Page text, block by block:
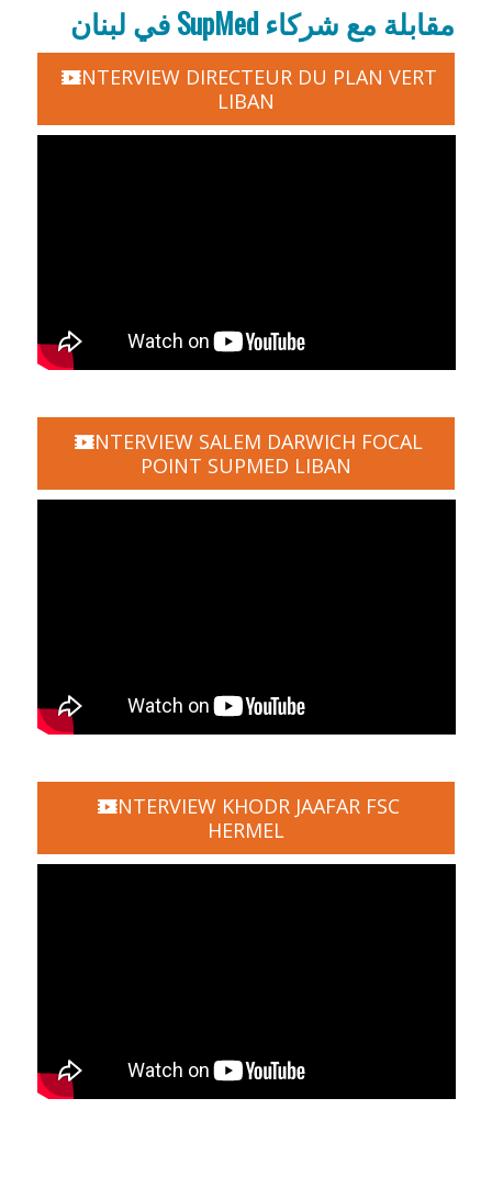
مقابلة مع شركاء SupMed في لبنان
INTERVIEW DIRECTEUR DU PLAN VERT
LIBAN
INTERVIEW SALEM DARWICH FOCAL
POINT SUPMED LIBAN
INTERVIEW KHODR JAAFAR FSC
HERMEL